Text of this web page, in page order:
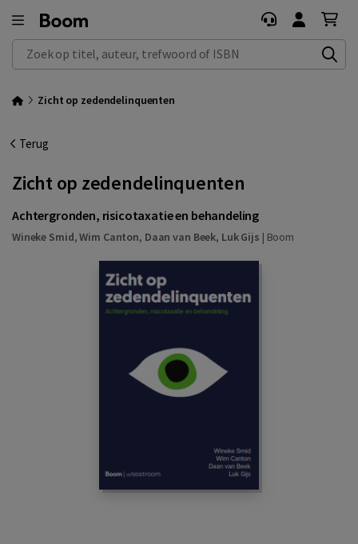
Zoek op titel, auteur, trefwoord of ISBN
Zicht op zedendelinquenten
Terug
Zicht op zedendelinquenten
Achtergronden, risicotaxatie en behandeling
Wineke Smid,Wim Canton, Daan van Beek, Luk Gijs | Boom